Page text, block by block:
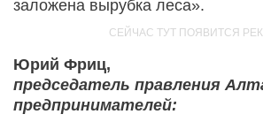
заложена вырубка леса».
Юрий Фриц,
председатель правления
предпринимателей: